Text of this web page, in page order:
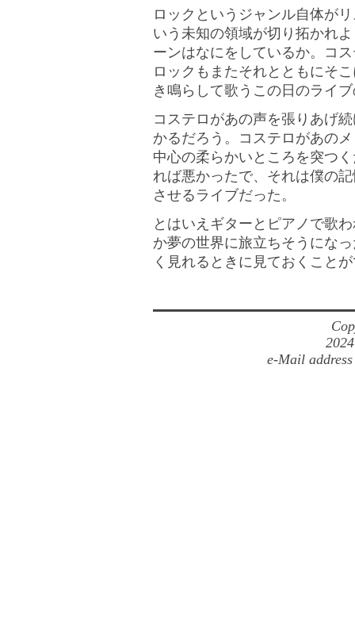
ロックというジャンル自体が
いう未知の領域が切り拓かれ
ーンはなにをしているか。コ
ロックもまたそれとともにそ
き鳴らして歌うこの日のライ
コステロがあの声を張りあげ
かるだろう。コステロがあの
中心の柔らかいところを突つ
れば悪かったで、それは僕の
させるライブだった。
とはいえギターとピアノで歌
か夢の世界に旅立ちそうにな
く見れるときに見ておくこと
e-Mail